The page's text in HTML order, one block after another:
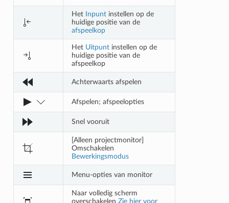
Het Inpuntinstellen op de
huidige positie van de
afspeelkop
Het Uitpuntinstellen op de
huidige positie van de
afspeelkop
Achterwaarts afspelen
Afspelen; afspeelopties
Snel vooruit
[Alleen projectmonitor]
Omschakelen
Bewerkingsmodus
Menu-opties van monitor
Naar volledig scherm
overschakelen Zie hier voor